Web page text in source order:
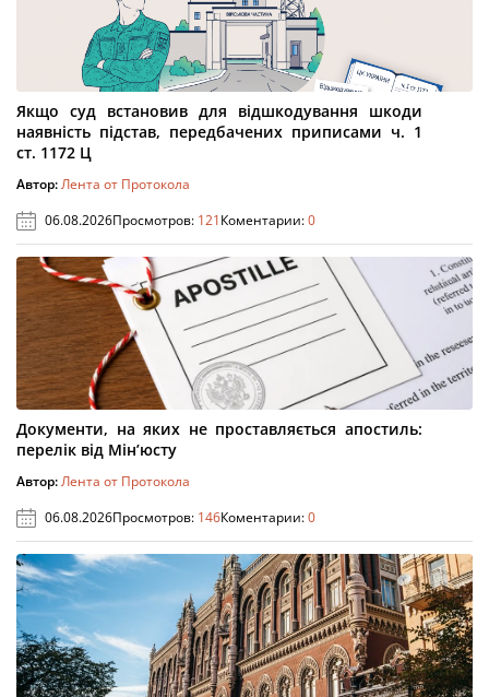
Якщо суд встановив для відшкодування шкоди
наявність підстав, передбачених приписами ч. 1
ст. 1172 Ц
Автор:Лента от Протокола
06.08.2026Просмотров: 121Коментарии:0
Документи, на яких не проставляється апостиль:
перелік від Мін’юсту
Автор:Лента от Протокола
06.08.2026Просмотров: 146Коментарии:0